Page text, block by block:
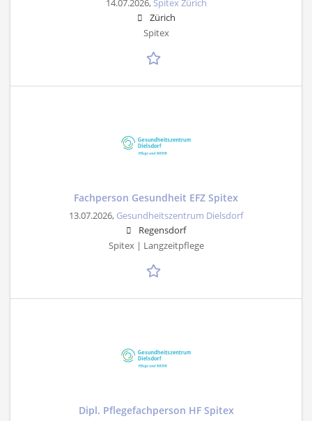
14.07.2026, Spitex Zürich
Zürich
Spitex
Fachperson Gesundheit EFZ Spitex
13.07.2026, Gesundheitszentrum Dielsdorf
Regensdorf
Spitex | Langzeitpflege
Dipl. Pflegefachperson HF Spitex